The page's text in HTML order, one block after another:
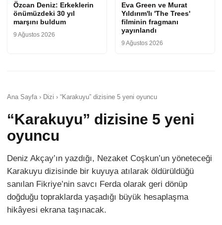
Özcan Deniz: Erkeklerin
önümüzdeki 30 yıl
marşını buldum
9 Ağustos 2026
Eva Green ve Murat
Yıldırım'lı 'The Trees'
filminin fragmanı
yayınlandı
9 Ağustos 2026
Ana Sayfa › Dizi › “Karakuyu” dizisine 5 yeni oyuncu
“Karakuyu” dizisine 5 yeni
oyuncu
Deniz Akçay’ın yazdığı, Nezaket Coşkun’un yöneteceği
Karakuyu dizisinde bir kuyuya atılarak öldürüldüğü
sanılan Fikriye’nin savcı Ferda olarak geri dönüp
doğduğu topraklarda yaşadığı büyük hesaplaşma
hikâyesi ekrana taşınacak.